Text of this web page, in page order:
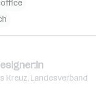
Kreuz, Landesverband